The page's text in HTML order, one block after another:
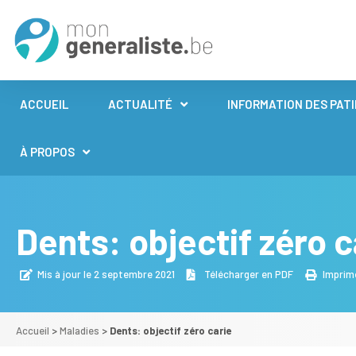
ACCUEIL ACTUALITÉ INFORMATION DES
À PROPOS
Dents: objectif zéro
Mis à jour le 2 septembre 2021 Télécharger en PDF
Accueil >Maladies > Dents: objectif zéro carie